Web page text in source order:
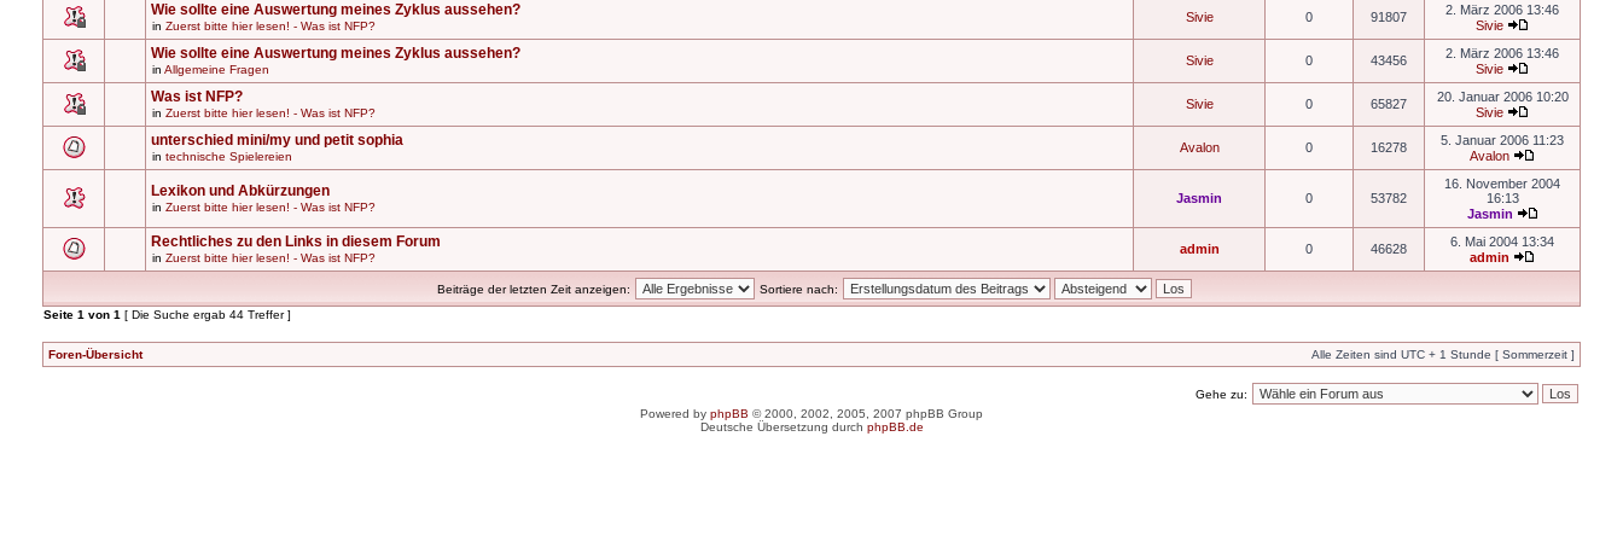
Wie sollte eine Auswertung meines Zyklus aussehen?
in Zuerst bitte hier lesen! - Was ist NFP?
Sivie 0 91807
2. März 2006 13:46
Sivie
Wie sollte eine Auswertung meines Zyklus aussehen?
in Allgemeine Fragen
Sivie 0 43456
2. März 2006 13:46
Sivie
Was ist NFP?
in Zuerst bitte hier lesen! - Was ist NFP?
Sivie 0 65827
20. Januar 2006 10:20
Sivie
unterschied mini/my und petit sophia
in technische Spielereien
Avalon 0 16278
5. Januar 2006 11:23
Avalon
Lexikon und Abkürzungen
in Zuerst bitte hier lesen! - Was ist NFP?
Jasmin 0 53782
16. November 2004
16:13
Jasmin
Rechtliches zu den Links in diesem Forum
in Zuerst bitte hier lesen! - Was ist NFP?
admin 0 46628
6. Mai 2004 13:34
admin
Beiträge der letzten Zeit anzeigen:
Sortiere nach:
Seite 1 von 1 [ Die Suche ergab 44 Treffer ]
Foren-Übersicht Alle Zeiten sind UTC + 1 Stunde [ Sommerzeit ]
Gehe zu:
Powered by phpBB © 2000, 2002, 2005, 2007 phpBB Group
Deutsche Übersetzung durch phpBB.de